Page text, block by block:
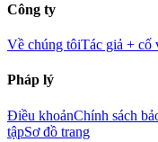
Công ty
Về chúng tôiTác giả + cố
Pháp lý
Điều khoảnChính sách
tậpSơ đồ trang